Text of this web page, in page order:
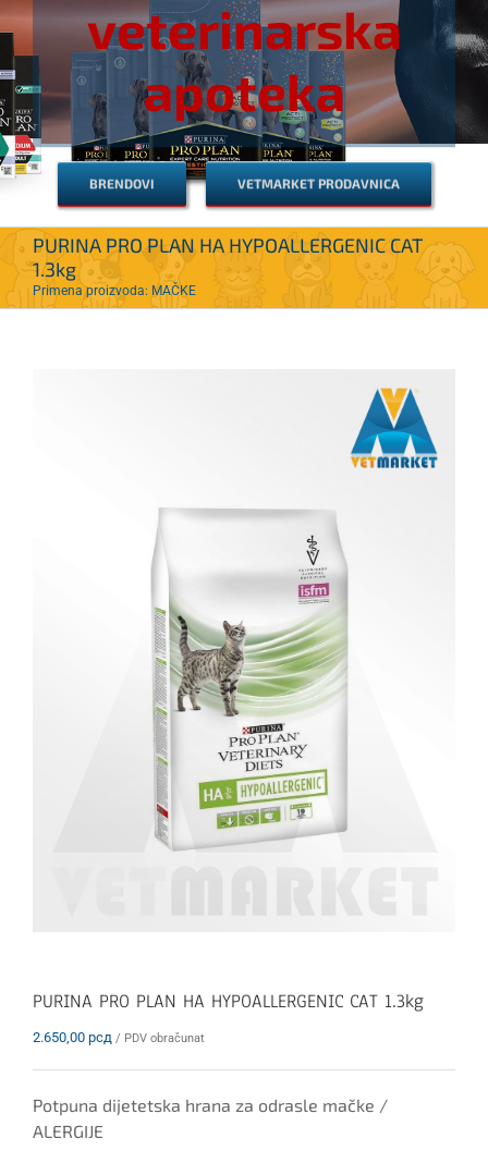
veterinarska
apoteka
BRENDOVI VETMARKET PRODAVNICA
PURINA PRO PLAN HA HYPOALLERGENIC CAT
1.3kg
Primena proizvoda: MAČKE
PURINA PRO PLAN HA HYPOALLERGENIC CAT 1.3kg
2.650,00 рсд / PDV obračunat
Potpuna dijetetska hrana za odrasle mačke /
ALERGIJE